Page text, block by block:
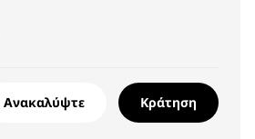
Ανακαλύψτε Κράτηση